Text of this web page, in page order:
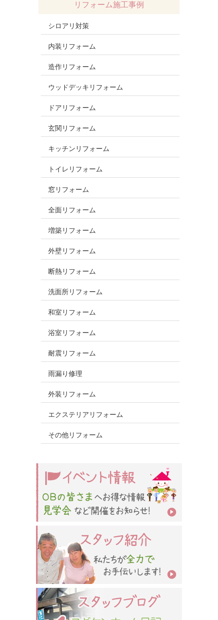
リフォーム施工事例
シロアリ対策
内装リフォーム
造作リフォーム
ウッドデッキリフォーム
ドアリフォーム
玄関リフォーム
キッチンリフォーム
トイレリフォーム
窓リフォーム
全面リフォーム
増築リフォーム
外壁リフォーム
断熱リフォーム
洗面所リフォーム
和室リフォーム
浴室リフォーム
耐震リフォーム
雨漏り修理
外装リフォーム
エクステリアリフォーム
その他リフォーム